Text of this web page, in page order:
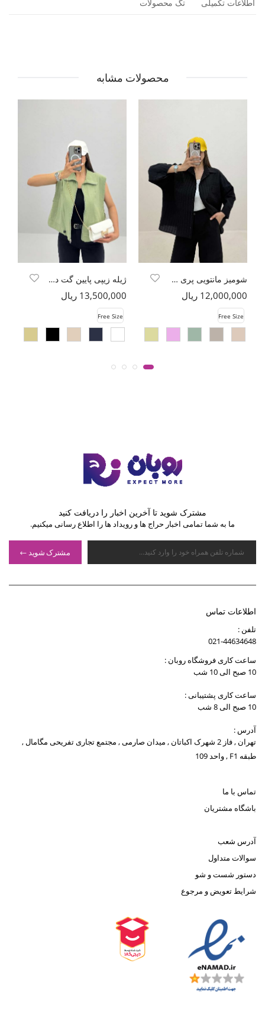
اطلاعات تکمیلی تگ محصولات
محصولات مشابه
شومیز مانتویی پری راه راه دو جیب
12,000,000 ریال
Free Size
ژیله زیپی پایین گت دار کادنزا
13,500,000 ریال
Free Size
مشترک شوید تا آخرین اخبار را دریافت کنید
ما به شما تمامی اخبار حراج ها و رویداد ها را اطلاع رسانی میکنیم.
مشترک شوید
اطلاعات تماس
تلفن :
021-44634648
ساعت کاری فروشگاه روبان :
10 صبح الی 10 شب
ساعت کاری پشتیبانی :
10 صبح الی 8 شب
آدرس :
تهران , فاز 2 شهرک اکباتان , میدان صارمی , مجتمع تجاری تفریحی مگامال ,
طبقه F1 , واحد 109
تماس با ما
باشگاه مشتریان
آدرس شعب
سوالات متداول
دستور شست و شو
شرایط تعویض و مرجوع